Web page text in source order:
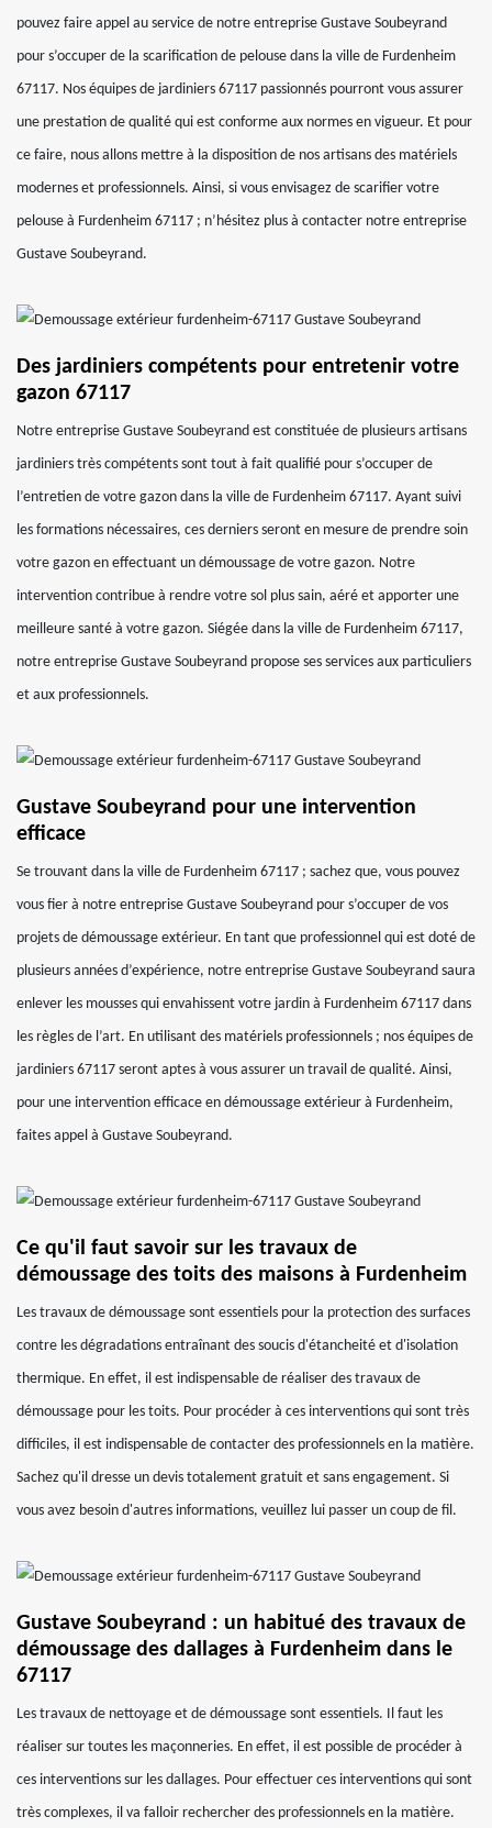
pouvez faire appel au service de notre entreprise Gustave Soubeyrand
pour s’occuper de la scarification de pelouse dans la ville de Furdenheim
67117. Nos équipes de jardiniers 67117 passionnés pourront vous assurer
une prestation de qualité qui est conforme aux normes en vigueur. Et pour
ce faire, nous allons mettre à la disposition de nos artisans des matériels
modernes et professionnels. Ainsi, si vous envisagez de scarifier votre
pelouse à Furdenheim 67117 ; n’hésitez plus à contacter notre entreprise
Gustave Soubeyrand.
Des jardiniers compétents pour entretenir votre
gazon 67117
Notre entreprise Gustave Soubeyrand est constituée de plusieurs artisans
jardiniers très compétents sont tout à fait qualifié pour s’occuper de
l’entretien de votre gazon dans la ville de Furdenheim 67117. Ayant suivi
les formations nécessaires, ces derniers seront en mesure de prendre soin
votre gazon en effectuant un démoussage de votre gazon. Notre
intervention contribue à rendre votre sol plus sain, aéré et apporter une
meilleure santé à votre gazon. Siégée dans la ville de Furdenheim 67117,
notre entreprise Gustave Soubeyrand propose ses services aux particuliers
et aux professionnels.
Gustave Soubeyrand pour une intervention
efficace
Se trouvant dans la ville de Furdenheim 67117 ; sachez que, vous pouvez
vous fier à notre entreprise Gustave Soubeyrand pour s’occuper de vos
projets de démoussage extérieur. En tant que professionnel qui est doté de
plusieurs années d’expérience, notre entreprise Gustave Soubeyrand saura
enlever les mousses qui envahissent votre jardin à Furdenheim 67117 dans
les règles de l’art. En utilisant des matériels professionnels ; nos équipes de
jardiniers 67117 seront aptes à vous assurer un travail de qualité. Ainsi,
pour une intervention efficace en démoussage extérieur à Furdenheim,
faites appel à Gustave Soubeyrand.
Ce qu'il faut savoir sur les travaux de
démoussage des toits des maisons à Furdenheim
Les travaux de démoussage sont essentiels pour la protection des surfaces
contre les dégradations entraînant des soucis d'étancheité et d'isolation
thermique. En effet, il est indispensable de réaliser des travaux de
démoussage pour les toits. Pour procéder à ces interventions qui sont très
difficiles, il est indispensable de contacter des professionnels en la matière.
Sachez qu'il dresse un devis totalement gratuit et sans engagement. Si
vous avez besoin d'autres informations, veuillez lui passer un coup de fil.
Gustave Soubeyrand : un habitué des travaux de
démoussage des dallages à Furdenheim dans le
67117
Les travaux de nettoyage et de démoussage sont essentiels. Il faut les
réaliser sur toutes les maçonneries. En effet, il est possible de procéder à
ces interventions sur les dallages. Pour effectuer ces interventions qui sont
très complexes, il va falloir rechercher des professionnels en la matière.